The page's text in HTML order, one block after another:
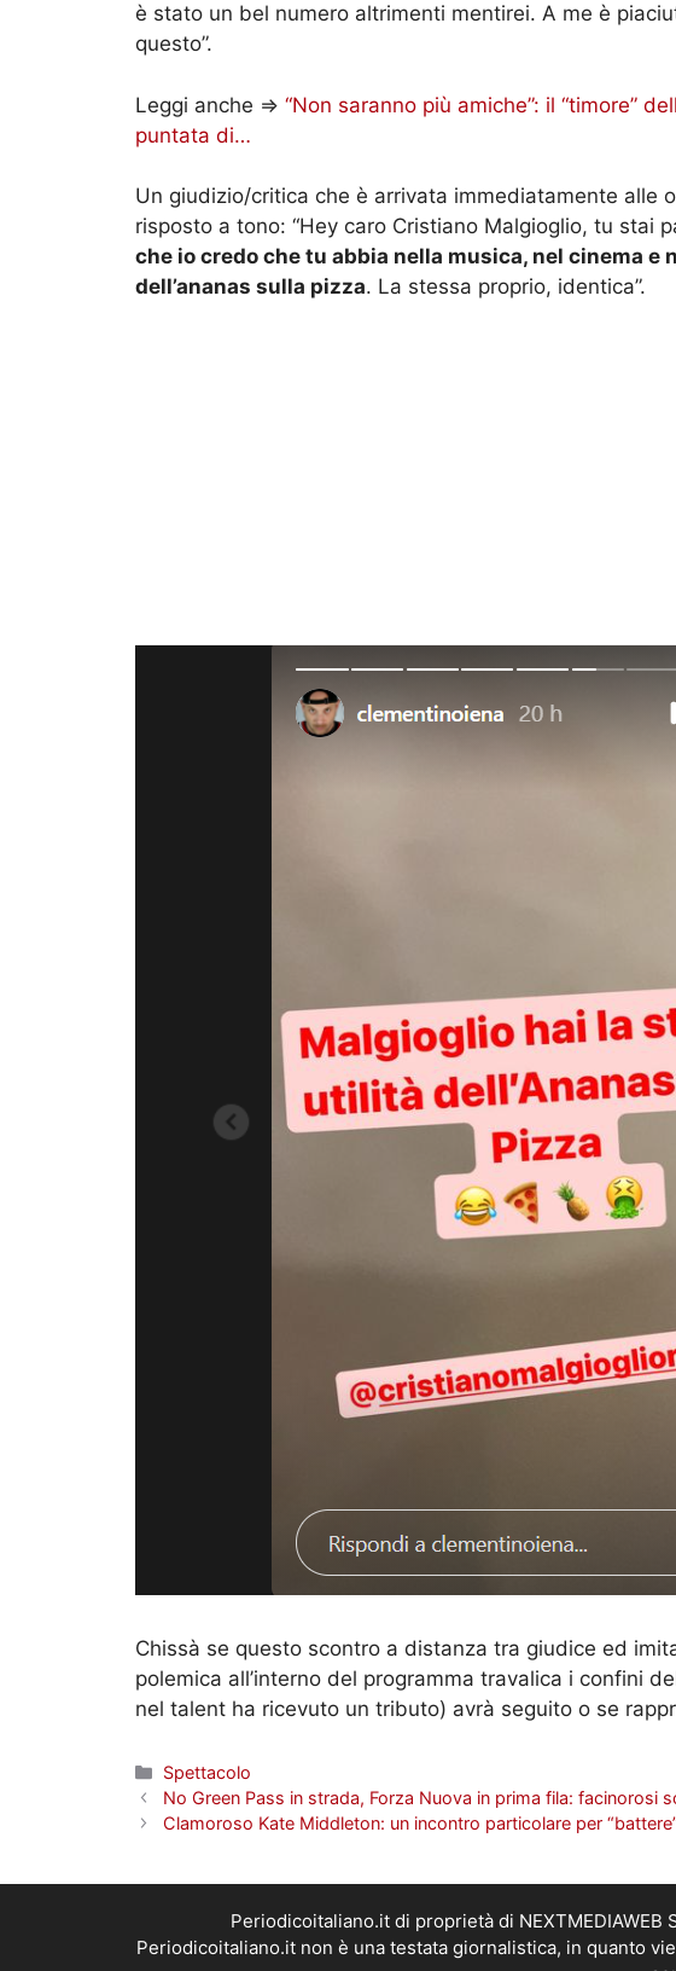
è stato un bel numero altrimenti mentirei. A me è
questo”.
Leggi anche => “Non saranno più amiche”: il “timore”
puntata di…
Un giudizio/critica che è arrivata immediatamente alle
risposto a tono: “Hey caro Cristiano Malgioglio, tu stai
che io credo che tu abbia nella musica, nel cinema
dell’ananas sulla pizza. La stessa proprio, identica”.
Chissà se questo scontro a distanza tra giudice ed
polemica all’interno del programma travalica i confini
nel talent ha ricevuto un tributo) avrà seguito o se
Categorie
Spettacolo
No Green Pass in strada, Forza Nuova in prima fila: facinorosi
Clamoroso Kate Middleton: un incontro particolare per
Periodicoitaliano.it di proprietà di NEXTMEDIAWEB
Periodicoitaliano.it non è una testata giornalistica, in quanto